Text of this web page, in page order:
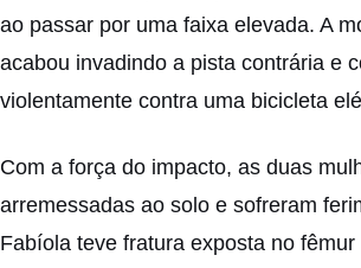
ao passar por uma faixa elevada. A
acabou invadindo a pista contrária e
violentamente contra uma bicicleta
Com a força do impacto, as duas
arremessadas ao solo e sofreram
Fabíola teve fratura exposta no fêmur